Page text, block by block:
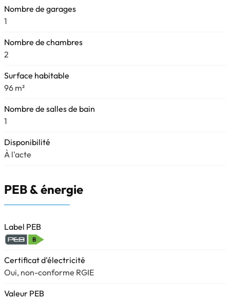
Nombre de garages
1
Nombre de chambres
2
Surface habitable
96 m²
Nombre de salles de bain
1
Disponibilité
À l'acte
PEB & énergie
Label PEB
Certificat d'électricité
Oui, non-conforme RGIE
Valeur PEB